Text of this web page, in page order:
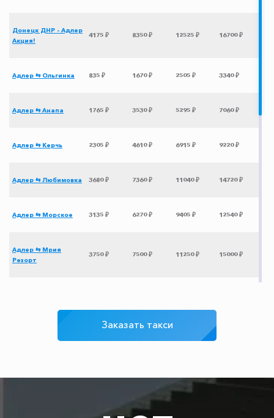
Донецк ДНР - Адлер
Акция!
4175 ₽ 8350 ₽ 12525 ₽ 16700 ₽
Адлер ⇆ Ольгинка 835 ₽ 1670 ₽ 2505 ₽ 3340 ₽
Адлер ⇆ Анапа 1765 ₽ 3530 ₽ 5295 ₽ 7060 ₽
Адлер ⇆ Керчь 2305 ₽ 4610 ₽ 6915 ₽ 9220 ₽
Адлер ⇆ Любимовка 3680 ₽ 7360 ₽ 11040 ₽ 14720 ₽
Адлер ⇆ Морское 3135 ₽ 6270 ₽ 9405 ₽ 12540 ₽
Адлер ⇆ Мрия
Резорт
3750 ₽ 7500 ₽ 11250 ₽ 15000 ₽
Адлер ⇆ Фороская
Заказать такси